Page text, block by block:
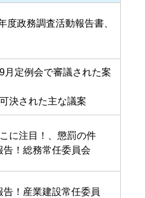
度政務調査活動報告書、
月定例会で審議された案
決された主な議案
に注目！、懲罰の件
告！総務常任委員会
告！産業建設常任委員